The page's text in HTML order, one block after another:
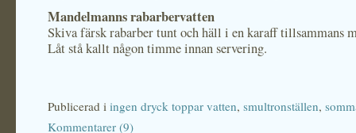
Mandelmanns rabarbervatten
Skiva färsk rabarber tunt och häll i en karaff tillsammans
Låt stå kallt någon timme innan servering.
Publicerad i ingen dryck toppar vatten, smultronställen,
Kommentarer (9)